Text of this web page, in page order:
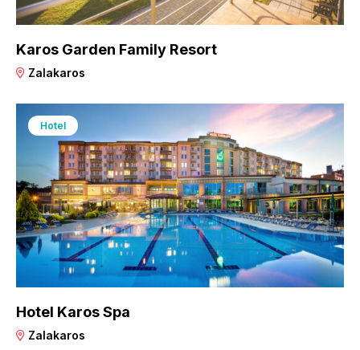
Karos Garden Family Resort
Zalakaros
Hotel
Hotel Karos Spa
Zalakaros